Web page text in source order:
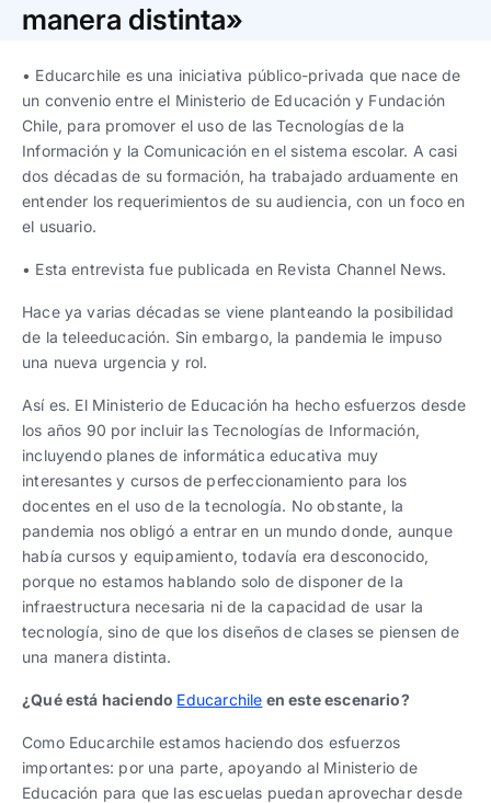
Trabaja con nosotros
Ver todo
Ver todas
Español English
Ver todas
Español English
progresivos de gestión
Ver todos
Español English
Español English
manera distinta»
• Educarchile es una iniciativa público-privada que nace de
un convenio entre el Ministerio de Educación y Fundación
Chile, para promover el uso de las Tecnologías de la
Información y la Comunicación en el sistema escolar. A casi
dos décadas de su formación, ha trabajado arduamente en
entender los requerimientos de su audiencia, con un foco en
el usuario.
• Esta entrevista fue publicada en Revista Channel News.
Hace ya varias décadas se viene planteando la posibilidad
de la teleeducación. Sin embargo, la pandemia le impuso
una nueva urgencia y rol.
Así es. El Ministerio de Educación ha hecho esfuerzos desde
los años 90 por incluir las Tecnologías de Información,
incluyendo planes de informática educativa muy
interesantes y cursos de perfeccionamiento para los
docentes en el uso de la tecnología. No obstante, la
pandemia nos obligó a entrar en un mundo donde, aunque
había cursos y equipamiento, todavía era desconocido,
porque no estamos hablando solo de disponer de la
infraestructura necesaria ni de la capacidad de usar la
tecnología, sino de que los diseños de clases se piensen de
una manera distinta.
¿Qué está haciendo Educarchile en este escenario?
Como Educarchile estamos haciendo dos esfuerzos
importantes: por una parte, apoyando al Ministerio de
Educación para que las escuelas puedan aprovechar desde